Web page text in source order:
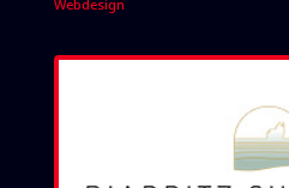
Webdesign